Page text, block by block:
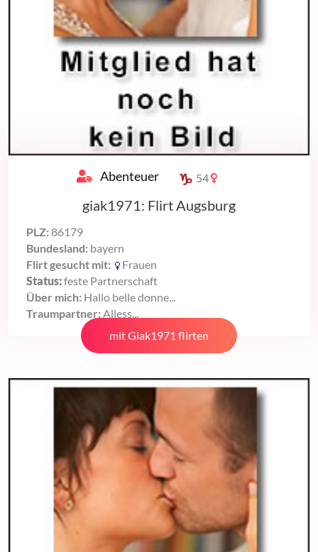
Abenteuer 54
giak1971: Flirt Augsburg
PLZ: 86179
Bundesland: bayern
Flirt gesucht mit:
Frauen
Status:feste Partnerschaft
Über mich: Hallo belle donne...
Traumpartner: Alless...
mit Giak1971 flirten